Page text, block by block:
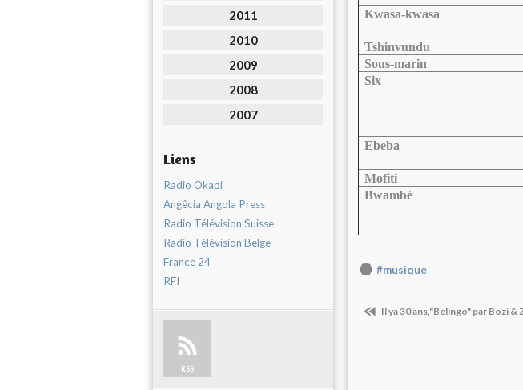
2011
2010
2009
2008
2007
Liens
Radio Okapi
Angêcia Angola Press
Radio Télévision Suisse
Radio Télévision Belge
France 24
RFI
RSS
Kwasa-kwasa
Tshinvundu
Sous-marin
Six
Ebeba
Mofiti
Bwambé
#musique
Il ya 30 ans,"Belingo" par Bozi &